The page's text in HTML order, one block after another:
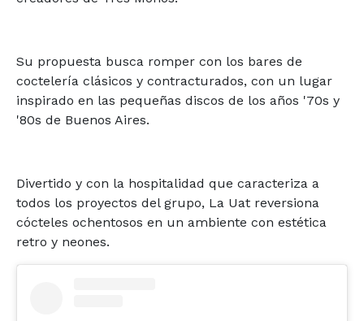
Su propuesta busca romper con los bares de
coctelería clásicos y contracturados, con un lugar
inspirado en las pequeñas discos de los años '70s y
'80s de Buenos Aires.
Divertido y con la hospitalidad que caracteriza a
todos los proyectos del grupo, La Uat reversiona
cócteles ochentosos en un ambiente con estética
retro y neones.